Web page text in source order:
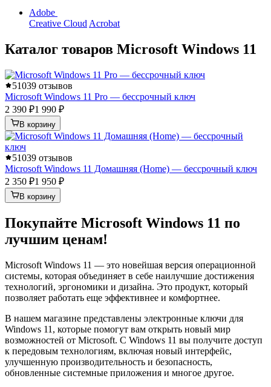
Adobe
Creative Cloud Acrobat
Каталог товаров Microsoft Windows 11
51039 отзывов
Microsoft Windows 11 Pro — бессрочный ключ
2 390 ₽1 990 ₽
В корзину
51039 отзывов
Microsoft Windows 11 Домашняя (Home) — бессрочный ключ
2 350 ₽1 950 ₽
В корзину
Покупайте Microsoft Windows 11 по
лучшим ценам!
Microsoft Windows 11 — это новейшая версия операционной
системы, которая объединяет в себе наилучшие достижения
технологий, эргономики и дизайна. Это продукт, который
позволяет работать еще эффективнее и комфортнее.
В нашем магазине представлены электронные ключи для
Windows 11, которые помогут вам открыть новый мир
возможностей от Microsoft. С Windows 11 вы получите доступ
к передовым технологиям, включая новый интерфейс,
улучшенную производительность и безопасность,
обновленные системные приложения и многое другое.